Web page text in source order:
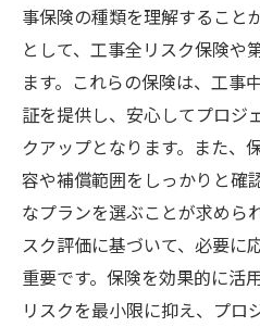
事保険の種類を理解すること
として、工事全リスク保険や
ます。これらの保険は、工事
証を提供し、安心してプロジ
クアップとなります。また、
容や補償範囲をしっかりと確
なプランを選ぶことが求めら
スク評価に基づいて、必要に
重要です。保険を効果的に活
リスクを最小限に抑え、プロ